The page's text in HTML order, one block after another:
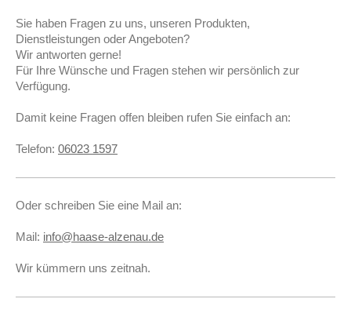
Sie haben Fragen zu uns, unseren Produkten,
Dienstleistungen oder Angeboten?
Wir antworten gerne!
Für Ihre Wünsche und Fragen stehen wir persönlich zur
Verfügung.
Damit keine Fragen offen bleiben rufen Sie einfach an:
Telefon: 06023 1597
Oder schreiben Sie eine Mail an:
Mail: info@haase-alzenau.de
Wir kümmern uns zeitnah.